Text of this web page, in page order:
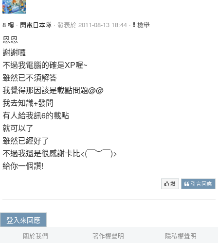
8 樓 · 閃電日本隊 · 發表於 2011-08-13 18:44 · 檢舉
恩恩
謝謝囉
不過我電腦的確是XP喔~
雖然已不須解答
我覺得那因該是載點問題@@
我去知識+發問
有人給我訊6的載點
就可以了
雖然已經好了
不過我還是很感謝卡比<(￣︶￣)>
給你一個讚!
讚 引言回應
登入來回應
關於我們 著作權聲明 隱私權聲明